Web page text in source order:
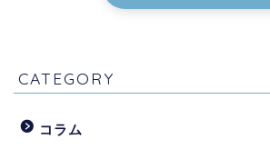
CATEGORY
コラム